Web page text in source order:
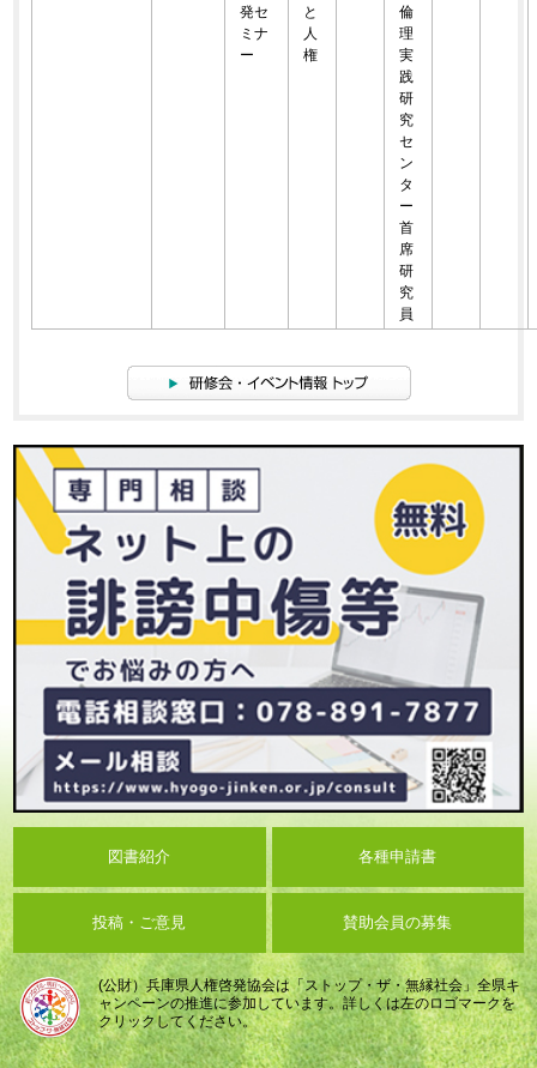
発セ
ミナ
ー
と
人
権
倫
理
実
践
研
究
セ
ン
タ
ー
首
席
研
究
員
図書紹介 各種申請書
投稿・ご意見 賛助会員の募集
(公財）兵庫県人権啓発協会は「ストップ・ザ・無縁社会」全県キ
ャンペーンの推進に参加しています。詳しくは左のロゴマークを
クリックしてください。